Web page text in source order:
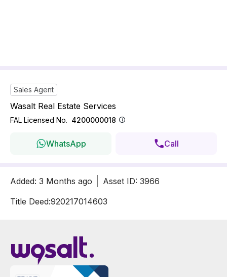
Sales Agent
Wasalt Real Estate Services
FAL Licensed No. 4200000018
WhatsApp Call
Added: 3 Months ago Asset ID: 3966
Title Deed:920217014603